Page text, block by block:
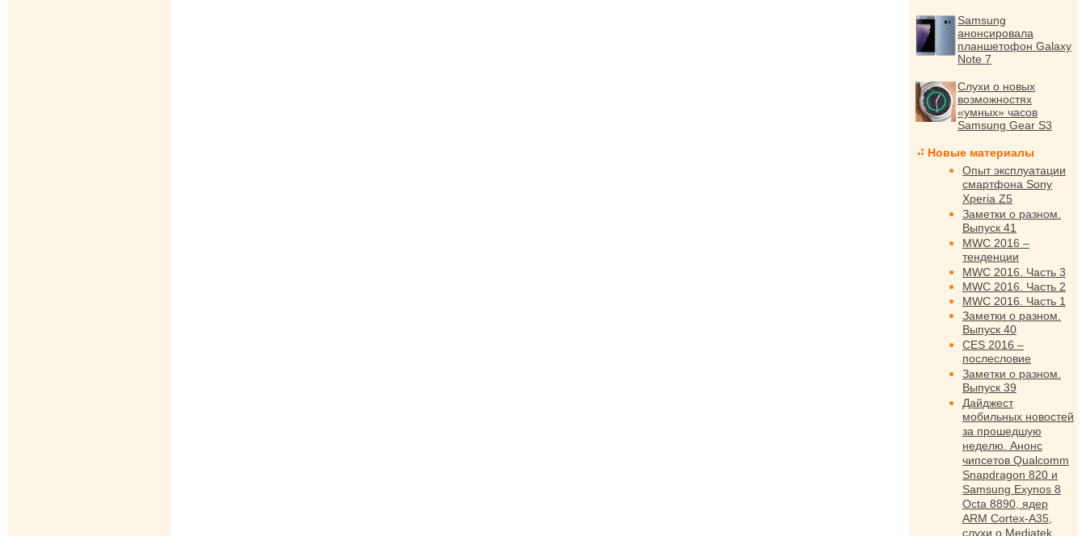
Samsung
анонсировала
планшетофон Galaxy
Note 7
Слухи о новых
возможностях
«умных» часов
Samsung Gear S3
Новые материалы
Опыт эксплуатации
смартфона Sony
Xperia Z5
Заметки о разном.
Выпуск 41
MWC 2016 –
тенденции
MWC 2016. Часть 3
MWC 2016. Часть 2
MWC 2016. Часть 1
Заметки о разном.
Выпуск 40
CES 2016 –
послесловие
Заметки о разном.
Выпуск 39
Дайджест
мобильных новостей
за прошедшую
неделю. Анонс
чипсетов Qualcomm
Snapdragon 820 и
Samsung Exynos 8
Octa 8890, ядер
ARM Cortex-A35,
слухи о Mediatek